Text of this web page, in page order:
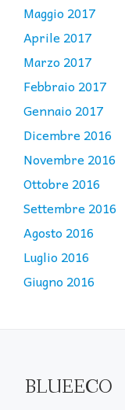
Maggio 2017
Aprile 2017
Marzo 2017
Febbraio 2017
Gennaio 2017
Dicembre 2016
Novembre 2016
Ottobre 2016
Settembre 2016
Agosto 2016
Luglio 2016
Giugno 2016
BLUEECO